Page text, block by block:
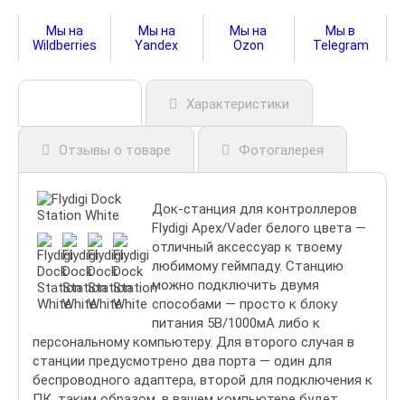
Мы на
Wildberries
Мы на
Yandex
Мы на
Ozon
Мы в
Telegram
Характеристики
Отзывы о товаре Фотогалерея
Док-станция для контроллеров
Flydigi Apex/Vader белого цвета —
отличный аксессуар к твоему
любимому геймпаду. Станцию
можно подключить двумя
способами — просто к блоку
питания 5В/1000мА либо к
персональному компьютеру. Для второго случая в
станции предусмотрено два порта — один для
беспроводного адаптера, второй для подключения к